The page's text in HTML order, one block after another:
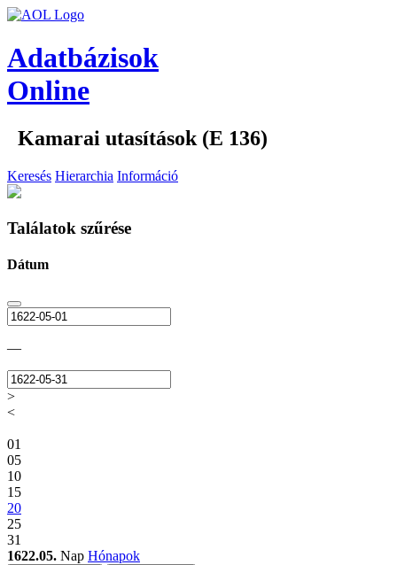
Adatbázisok
Online
Kamarai utasítások (E 136)
Keresés Hierarchia Információ
Találatok szűrése
Dátum
—
>
<
01
05
10
15
20
25
31
1622.05. Nap Hónapok